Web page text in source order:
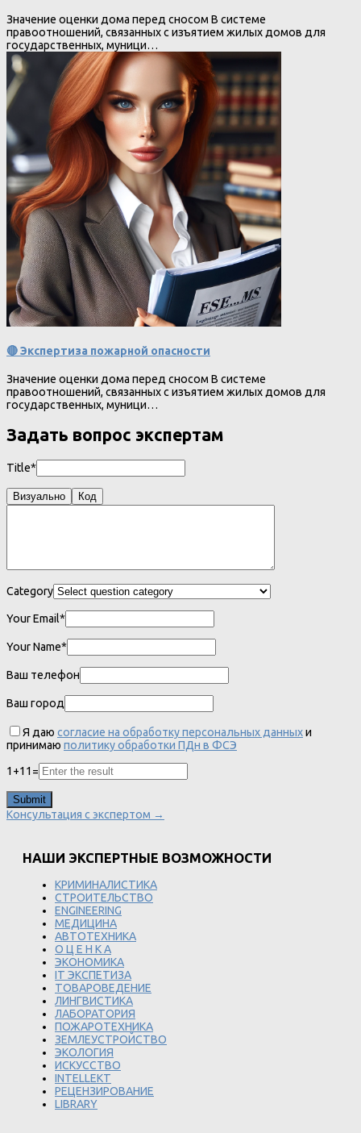
Значение оценки дома перед сносом В системе
правоотношений, связанных с изъятием жилых домов для
государственных, муници…
🔴 Экспертиза пожарной опасности
Значение оценки дома перед сносом В системе
правоотношений, связанных с изъятием жилых домов для
государственных, муници…
Задать вопрос экспертам
Title*
Визуально Код
Category
Your Email*
Your Name*
Ваш телефон
Ваш город
Я даю согласие на обработку персональных данныхи
принимаю политику обработки ПДн в ФСЭ
1 +11 =
Консультация с экспертом →
НАШИ ЭКСПЕРТНЫЕ ВОЗМОЖНОСТИ
КРИМИНАЛИСТИКА
СТРОИТЕЛЬСТВО
ENGINEERING
МЕДИЦИНА
АВТОТЕХНИКА
О Ц Е Н К А
ЭКОНОМИКА
IT ЭКСПЕТИЗА
ТОВАРОВЕДЕНИЕ
ЛИНГВИСТИКА
ЛАБОРАТОРИЯ
ПОЖАРОТЕХНИКА
ЗЕМЛЕУСТРОЙСТВО
ЭКОЛОГИЯ
ИСКУССТВО
INTELLEKT
РЕЦЕНЗИРОВАНИЕ
LIBRARY